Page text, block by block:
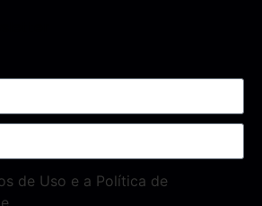
de Uso e a Política de